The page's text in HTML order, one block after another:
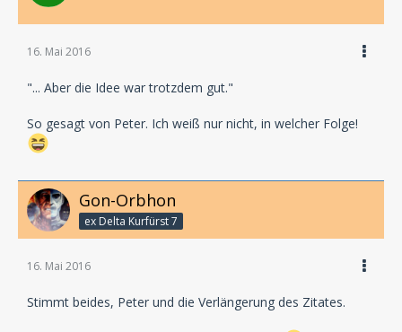
16. Mai 2016
"... Aber die Idee war trotzdem gut."
So gesagt von Peter. Ich weiß nur nicht, in welcher Folge!
Gon-Orbhon
ex Delta Kurfürst 7
16. Mai 2016
Stimmt beides, Peter und die Verlängerung des Zitates.